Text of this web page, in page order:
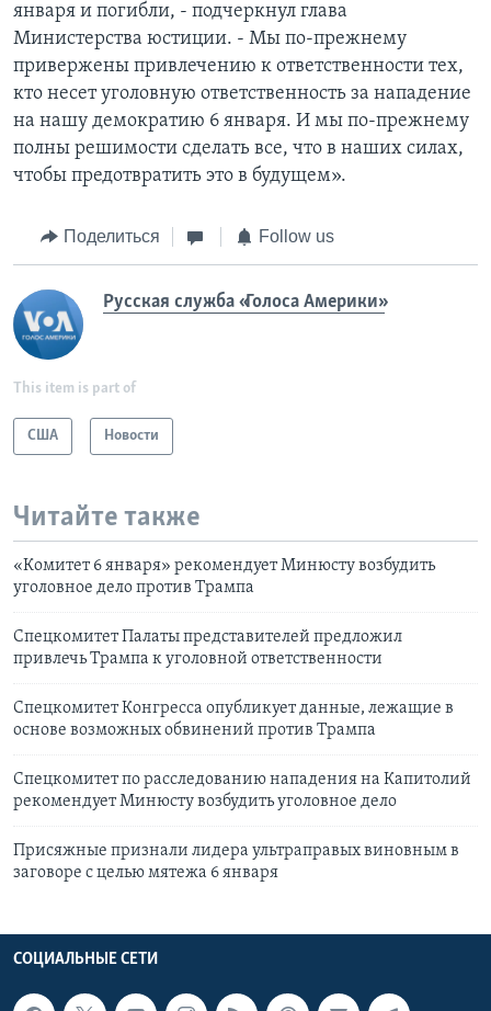
января и погибли, - подчеркнул глава
Министерства юстиции. - Мы по-прежнему
привержены привлечению к ответственности тех,
кто несет уголовную ответственность за нападение
на нашу демократию 6 января. И мы по-прежнему
полны решимости сделать все, что в наших силах,
чтобы предотвратить это в будущем».
Поделиться Follow us
Русская служба «Голоса Америки»
This item is part of
США Новости
Читайте также
«Комитет 6 января» рекомендует Минюсту возбудить
уголовное дело против Трампа
Спецкомитет Палаты представителей предложил
привлечь Трампа к уголовной ответственности
Спецкомитет Конгресса опубликует данные, лежащие в
основе возможных обвинений против Трампа
Спецкомитет по расследованию нападения на Капитолий
рекомендует Минюсту возбудить уголовное дело
Присяжные признали лидера ультраправых виновным в
заговоре с целью мятежа 6 января
СОЦИАЛЬНЫЕ СЕТИ